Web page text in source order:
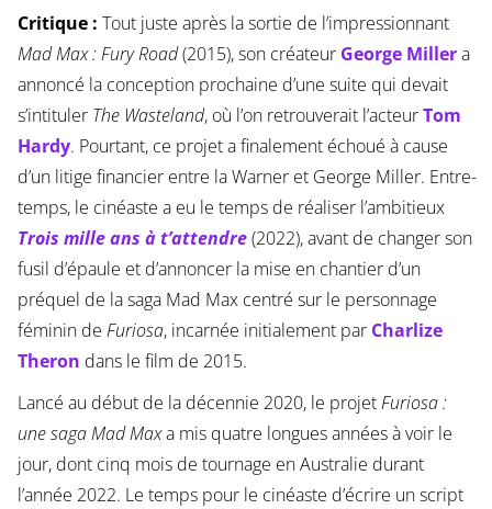
Critique : Tout juste après la sortie de l’impressionnant
Mad Max : Fury Road(2015), son créateur George Millera
annoncé la conception prochaine d’une suite qui devait
s’intituler The Wasteland, où l’on retrouverait l’acteurTom
Hardy. Pourtant, ce projet a finalement échoué à cause
d’un litige financier entre la Warner et George Miller. Entre-
temps, le cinéaste a eu le temps de réaliser l’ambitieux
Trois mille ans à t’attendre(2022), avant de changer son
fusil d’épaule et d’annoncer la mise en chantier d’un
préquel de la saga Mad Max centré sur le personnage
féminin de Furiosa, incarnée initialement par Charlize
Theron dans le film de 2015.
Lancé au début de la décennie 2020, le projetFuriosa :
une saga Mad Maxa mis quatre longues années à voir le
jour, dont cinq mois de tournage en Australie durant
l’année 2022. Le temps pour le cinéaste d’écrire un script